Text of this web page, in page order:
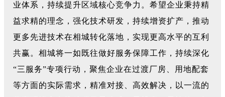
业体系，持续提升区域核心竞争力。希望企业秉持精
益求精的理念，强化技术研发，持续增资扩产，推动
更多先进技术在相城转化落地，实现更高水平的互利
共赢。相城将一如既往做好服务保障工作，持续深化
“三服务”专项行动，聚焦企业在过渡厂房、用地配套
等方面的实际需求，精准对接、高效解决，以一流的